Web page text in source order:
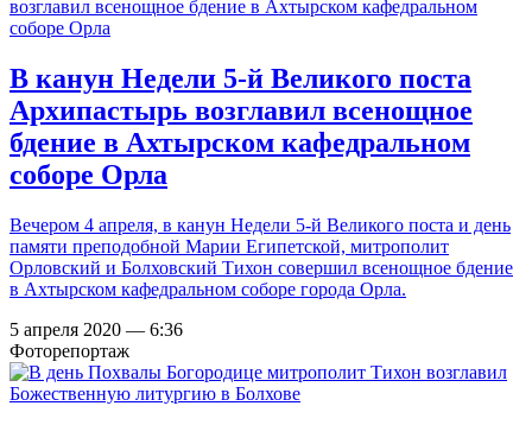
В канун Недели 5-й Великого поста
Архипастырь возглавил всенощное
бдение в Ахтырском кафедральном
соборе Орла
Вечером 4 апреля, в канун Недели 5-й Великого поста и день
памяти преподобной Марии Египетской, митрополит
Орловский и Болховский Тихон совершил всенощное бдение
в Ахтырском кафедральном соборе города Орла.
5 апреля 2020 — 6:36
Фоторепортаж